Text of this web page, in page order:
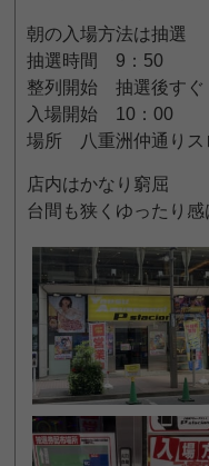
朝の入場方法は抽選
抽選時間 9：50
整列開始 抽選後すぐ
入場開始 10：00
場所 八重洲仲通りス
店内はかなり窮屈
台間も狭くゆったり